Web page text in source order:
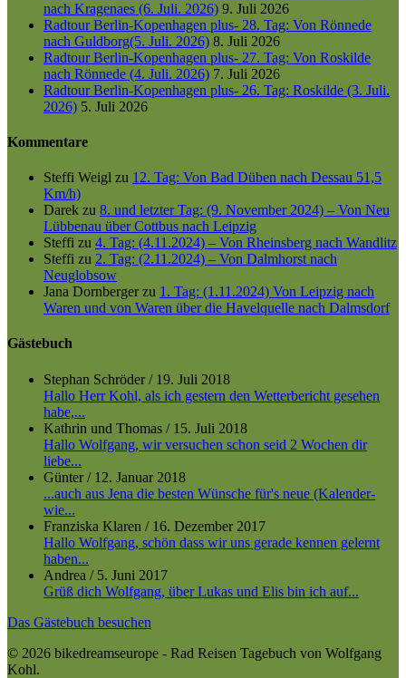
nach Kragenaes (6. Juli. 2026) 9. Juli 2026
Radtour Berlin-Kopenhagen plus- 28. Tag: Von Rönnede
nach Guldborg(5. Juli. 2026) 8. Juli 2026
Radtour Berlin-Kopenhagen plus- 27. Tag: Von Roskilde
nach Rönnede (4. Juli. 2026) 7. Juli 2026
Radtour Berlin-Kopenhagen plus- 26. Tag: Roskilde (3. Juli.
2026) 5. Juli 2026
Kommentare
Steffi Weigl zu 12. Tag: Von Bad Düben nach Dessau 51,5
Km/h)
Darek zu 8. und letzter Tag: (9. November 2024) – Von Neu
Lübbenau über Cottbus nach Leipzig
Steffi zu 4. Tag: (4.11.2024) – Von Rheinsberg nach Wandlitz
Steffi zu 2. Tag: (2.11.2024) – Von Dalmhorst nach
Neuglobsow
Jana Dornbergerzu 1. Tag: (1.11.2024) Von Leipzig nach
Waren und von Waren über die Havelquelle nach Dalmsdorf
Gästebuch
Stephan Schröder/ 19. Juli 2018
Hallo Herr Kohl, als ich gestern den Wetterbericht gesehen
habe,...
Kathrin und Thomas / 15. Juli 2018
Hallo Wolfgang, wir versuchen schon seid 2 Wochen dir
liebe...
Günter/ 12. Januar 2018
...auch aus Jena die besten Wünsche für's neue (Kalender-
wie...
Franziska Klaren / 16. Dezember 2017
Hallo Wolfgang, schön dass wir uns gerade kennen gelernt
haben...
Andrea / 5. Juni 2017
Grüß dich Wolfgang, über Lukas und Elis bin ich auf...
Das Gästebuch besuchen
© 2026 bikedreamseurope - Rad Reisen Tagebuch von Wolfgang
Kohl.